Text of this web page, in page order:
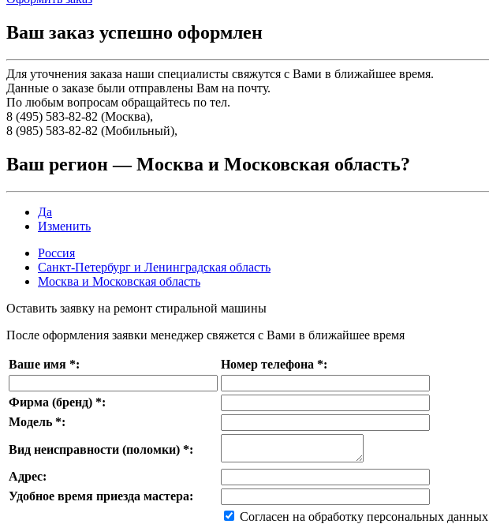
Ваш заказ успешно оформлен
Для уточнения заказа наши специалисты свяжутся с Вами в ближайшее время.
Данные о заказе были отправлены Вам на почту.
По любым вопросам обращайтесь по тел.
8 (495) 583-82-82 (Москва),
8 (985) 583-82-82 (Мобильный),
Ваш регион —Москва и Московская область?
Да
Изменить
Россия
Санкт-Петербург и Ленинградская область
Москва и Московская область
Оставить заявку на ремонт стиральной машины
После оформления заявки менеджер свяжется с Вами в ближайшее время
Ваше имя *: Номер телефона *:
Фирма (бренд) *:
Модель *:
Вид неисправности (поломки) *:
Адрес:
Удобное время приезда мастера:
Согласен на обработку персональных данных